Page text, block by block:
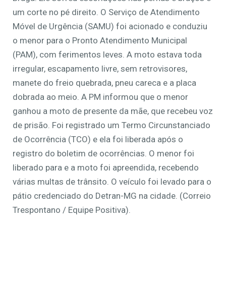
um corte no pé direito. O Serviço de Atendimento
Móvel de Urgência (SAMU) foi acionado e conduziu
o menor para o Pronto Atendimento Municipal
(PAM), com ferimentos leves. A moto estava toda
irregular, escapamento livre, sem retrovisores,
manete do freio quebrada, pneu careca e a placa
dobrada ao meio. A PM informou que o menor
ganhou a moto de presente da mãe, que recebeu voz
de prisão. Foi registrado um Termo Circunstanciado
de Ocorrência (TCO) e ela foi liberada após o
registro do boletim de ocorrências. O menor foi
liberado para e a moto foi apreendida, recebendo
várias multas de trânsito. O veículo foi levado para o
pátio credenciado do Detran-MG na cidade. (Correio
Trespontano / Equipe Positiva).